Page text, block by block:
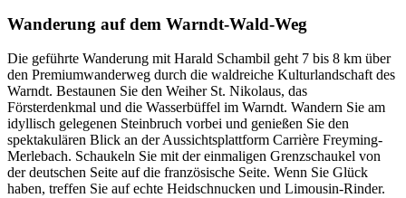
Wanderung auf dem Warndt-Wald-Weg
Die geführte Wanderung mit Harald Schambil geht 7 bis 8 km über
den Premiumwanderweg durch die waldreiche Kulturlandschaft des
Warndt. Bestaunen Sie den Weiher St. Nikolaus, das
Försterdenkmal und die Wasserbüffel im Warndt. Wandern Sie am
idyllisch gelegenen Steinbruch vorbei und genießen Sie den
spektakulären Blick an der Aussichtsplattform Carrière Freyming-
Merlebach. Schaukeln Sie mit der einmaligen Grenzschaukel von
der deutschen Seite auf die französische Seite. Wenn Sie Glück
haben, treffen Sie auf echte Heidschnucken und Limousin-Rinder.